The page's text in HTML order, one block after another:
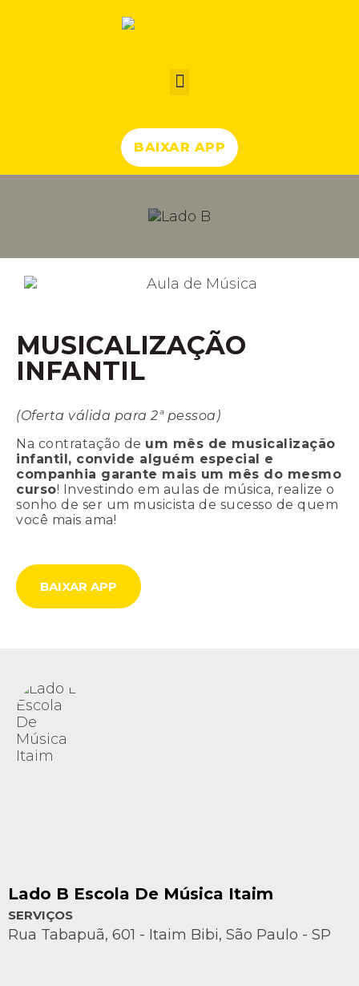
BAIXAR APP
MUSICALIZAÇÃO
INFANTIL
(Oferta válida para 2ª pessoa)
Na contratação de um mês de musicalização
infantil, convide alguém especial e
companhia garante mais um mês do mesmo
curso! Investindo em aulas de música, realize o
sonho de ser um musicista de sucesso de quem
você mais ama!
BAIXAR APP
Lado B Escola De Música Itaim
SERVIÇOS
Rua Tabapuã, 601 - Itaim Bibi, São Paulo - SP